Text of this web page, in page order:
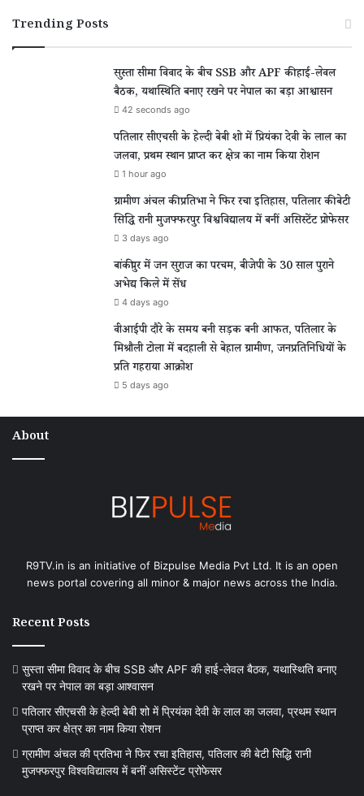
Trending Posts
सुस्ता सीमा विवाद के बीच SSB और APF की हाई-लेवल
बैठक, यथास्थिति बनाए रखने पर नेपाल का बड़ा आश्वासन
42 seconds ago
पतिलार सीएचसी के हेल्दी बेबी शो में प्रियंका देवी के लाल का
जलवा, प्रथम स्थान प्राप्त कर क्षेत्र का नाम किया रोशन
1 hour ago
ग्रामीण अंचल की प्रतिभा ने फिर रचा इतिहास, पतिलार की बेटी
सिद्धि रानी मुजफ्फरपुर विश्वविद्यालय में बनीं असिस्टेंट प्रोफेसर
3 days ago
बांकीपुर में जन सुराज का परचम, बीजेपी के 30 साल पुराने
अभेद्य किले में सेंध
4 days ago
वीआईपी दौरे के समय बनी सड़क बनी आफत, पतिलार के
मिश्रौली टोला में बदहाली से बेहाल ग्रामीण, जनप्रतिनिधियों के
प्रति गहराया आक्रोश
5 days ago
About
R9TV.in is an initiative of Bizpulse Media Pvt Ltd. It is an open
news portal covering all minor & major news across the India.
Recent Posts
सुस्ता सीमा विवाद के बीच SSB और APF की हाई-लेवल बैठक, यथास्थिति बनाए
रखने पर नेपाल का बड़ा आश्वासन
पतिलार सीएचसी के हेल्दी बेबी शो में प्रियंका देवी के लाल का जलवा, प्रथम स्थान
प्राप्त कर क्षेत्र का नाम किया रोशन
ग्रामीण अंचल की प्रतिभा ने फिर रचा इतिहास, पतिलार की बेटी सिद्धि रानी
मुजफ्फरपुर विश्वविद्यालय में बनीं असिस्टेंट प्रोफेसर